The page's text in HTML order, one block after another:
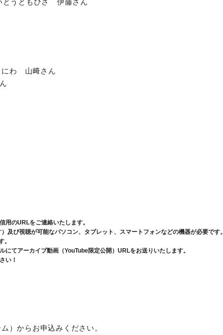
うともひさ 伊藤さん
にわ 山﨑さん
のURLをご連絡いたします。
及び視聴が可能なパソコン、タブレット、スマートフォンなどの機器が必要です。
にてアーカイブ動画（YouTube限定公開）URLをお送りいたします。
い！
）からお申込みください。